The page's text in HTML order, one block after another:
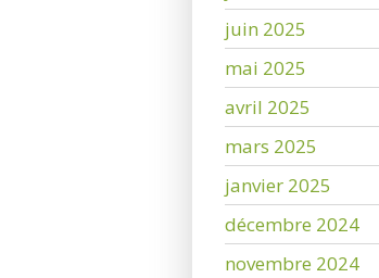
juin 2025
mai 2025
avril 2025
mars 2025
janvier 2025
décembre 2024
novembre 2024